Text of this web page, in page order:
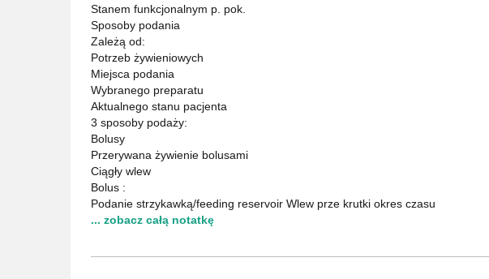
Stanem funkcjonalnym p. pok.
Sposoby podania
Zależą od:
Potrzeb żywieniowych
Miejsca podania
Wybranego preparatu
Aktualnego stanu pacjenta
3 sposoby podaży:
Bolusy
Przerywana żywienie bolusami
Ciągły wlew
Bolus :
Podanie strzykawką/feeding reservoir Wlew prze krutki okres czasu
... zobacz całą notatkę